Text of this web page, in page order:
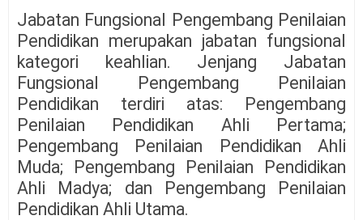
Jabatan Fungsional Pengembang Penilaian
Pendidikan merupakan jabatan fungsional
kategori keahlian. Jenjang Jabatan
Fungsional Pengembang Penilaian
Pendidikan terdiri atas: Pengembang
Penilaian Pendidikan Ahli Pertama;
Pengembang Penilaian Pendidikan Ahli
Muda; Pengembang Penilaian Pendidikan
Ahli Madya; dan Pengembang Penilaian
Pendidikan Ahli Utama.